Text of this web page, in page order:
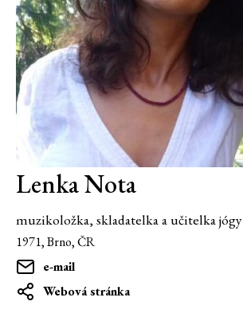
Lenka Nota
muzikoložka, skladatelka a učitelka jógy
1971, Brno, ČR
e-mail
Webová stránka